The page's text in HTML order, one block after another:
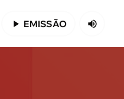
play_arrow EMISSÃO volume_up